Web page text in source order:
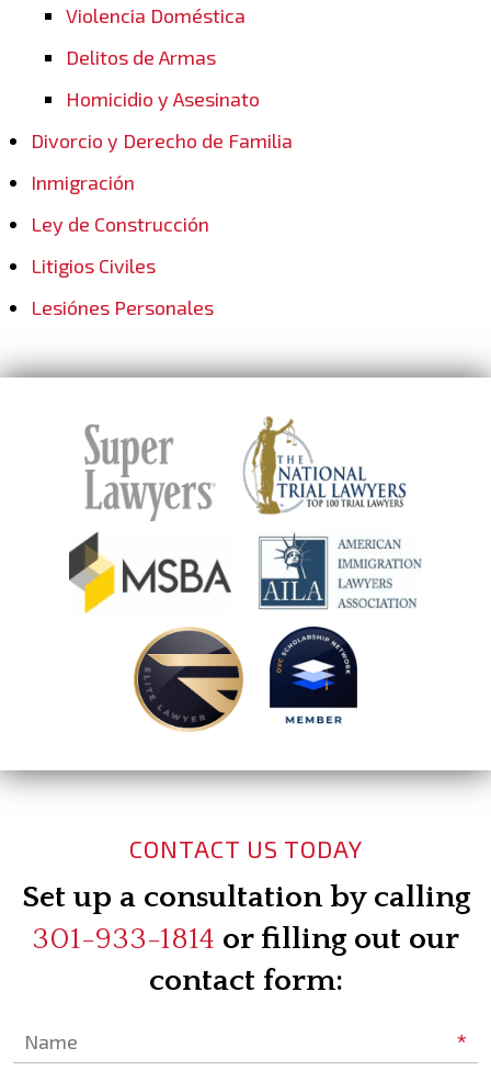
Violencia Doméstica
Delitos de Armas
Homicidio y Asesinato
Divorcio y Derecho de Familia
Inmigración
Ley de Construcción
Litigios Civiles
Lesiónes Personales
CONTACT US TODAY
Set up a consultation by calling
301-933-1814 or filling out our
contact form:
*